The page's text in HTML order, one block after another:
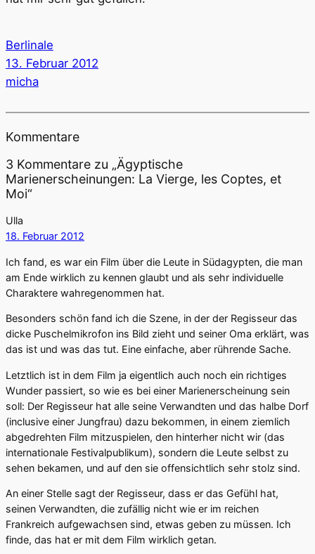
Berlinale
13. Februar 2012
micha
Kommentare
3 Kommentare zu „Ägyptische
Marienerscheinungen: La Vierge, les Coptes, et
Moi“
Ulla
18. Februar 2012
Ich fand, es war ein Film über die Leute in Südagypten, die man
am Ende wirklich zu kennen glaubt und als sehr individuelle
Charaktere wahregenommen hat.
Besonders schön fand ich die Szene, in der der Regisseur das
dicke Puschelmikrofon ins Bild zieht und seiner Oma erklärt, was
das ist und was das tut. Eine einfache, aber rührende Sache.
Letztlich ist in dem Film ja eigentlich auch noch ein richtiges
Wunder passiert, so wie es bei einer Marienerscheinung sein
soll: Der Regisseur hat alle seine Verwandten und das halbe Dorf
(inclusive einer Jungfrau) dazu bekommen, in einem ziemlich
abgedrehten Film mitzuspielen, den hinterher nicht wir (das
internationale Festivalpublikum), sondern die Leute selbst zu
sehen bekamen, und auf den sie offensichtlich sehr stolz sind.
An einer Stelle sagt der Regisseur, dass er das Gefühl hat,
seinen Verwandten, die zufällig nicht wie er im reichen
Frankreich aufgewachsen sind, etwas geben zu müssen. Ich
finde, das hat er mit dem Film wirklich getan.